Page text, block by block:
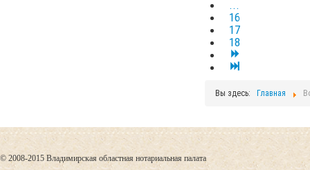
...
16
17
18
Вы здесь: Главная
© 2008-2015 Владимирская областная нотариальная палата